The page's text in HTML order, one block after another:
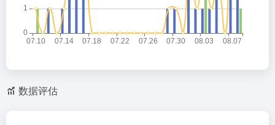
数据评估